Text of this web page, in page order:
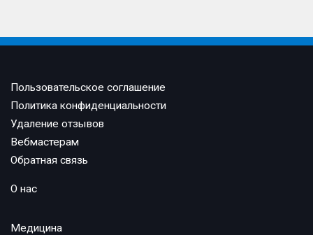
Пользовательское соглашение
Политика конфиденциальности
Удаление отзывов
Вебмастерам
Обратная связь
О нас
Медицина